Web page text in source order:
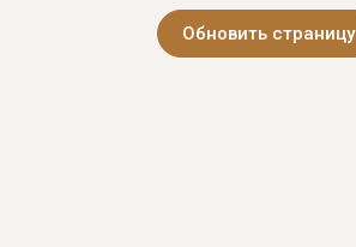
Обновить страницу